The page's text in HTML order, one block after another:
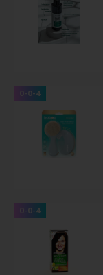
0-0-4
0-0-4